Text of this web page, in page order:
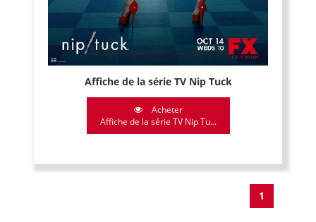
Affiche de la série TV Nip Tuck
Acheter
Affiche de la série TV Nip Tu...
1